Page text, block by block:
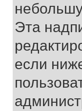
Эта
если